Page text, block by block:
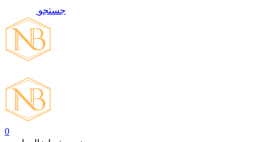
جستجو
0